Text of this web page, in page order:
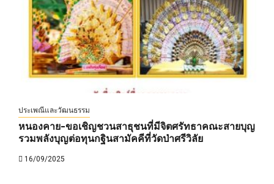
ประเพณีและวัฒนธรรม
หนองคาย-ขอเชิญชวนสาธุชนที่มีจิตศรัทธาคณะสายบุญ
รวมพลังบุญต่อทุนกฐินสามัคคีที่วัดป่าศรีวิลัย
16/09/2025